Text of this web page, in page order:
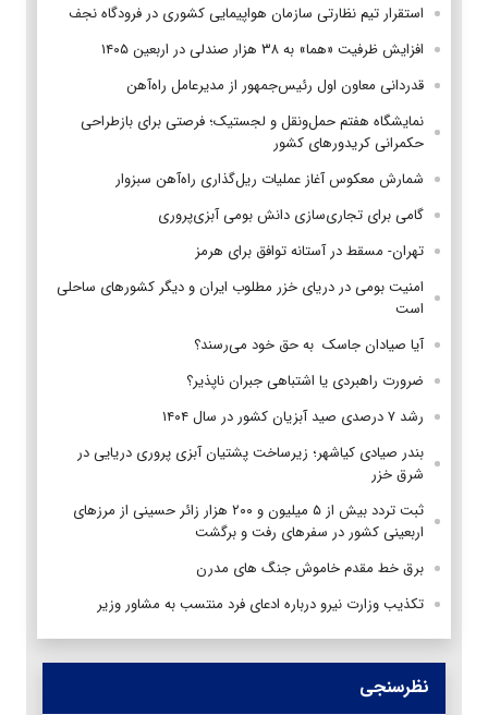
استقرار تیم‌ نظارتی سازمان هواپیمایی کشوری در فرودگاه نجف
افزایش ظرفیت «هما» به ۳۸ هزار صندلی در اربعین ۱۴۰۵
قدردانی معاون اول رئیس‌جمهور از مدیرعامل راه‌آهن
نمایشگاه هفتم حمل‌ونقل و لجستیک؛ فرصتی برای بازطراحی
حکمرانی کریدورهای کشور
شمارش معکوس آغاز عملیات ریل‌گذاری راه‌آهن سبزوار
گامی برای تجاری‌سازی دانش بومی آبزی‌پروری
تهران- مسقط در آستانه توافق برای هرمز
امنیت بومی در دریای خزر مطلوب ایران و دیگر کشورهای ساحلی
است
آیا صیادان جاسک به حق خود می‌رسند؟
ضرورت راهبردی یا اشتباهی جبران ناپذیر؟
رشد ۷ درصدی صید آبزیان کشور در سال ۱۴۰۴
بندر صیادی کیاشهر؛ زیرساخت پشتیان آبزی پروری دریایی در
شرق خزر
ثبت تردد بیش از ۵ میلیون و ۲۰۰ هزار زائر حسینی از مرزهای
اربعینی کشور در سفرهای رفت و برگشت
برق خط مقدم خاموش جنگ های مدرن
تکذیب وزارت نیرو درباره ادعای فرد منتسب به مشاور وزیر
نظرسنجی